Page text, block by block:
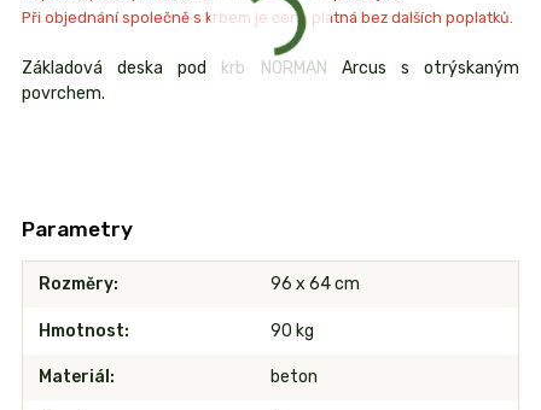
Při objednání společně s krbem je cena platná bez dalších poplatků.
Základová deska pod krb NORMAN Arcus s otrýskaným
povrchem.
Parametry
Rozměry 96 x 64 cm
Hmotnost 90 kg
Materiál beton